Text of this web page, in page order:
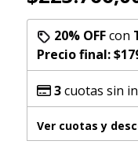
20% OFFcon
Precio final:
3cuotas sin
Ver cuotas y